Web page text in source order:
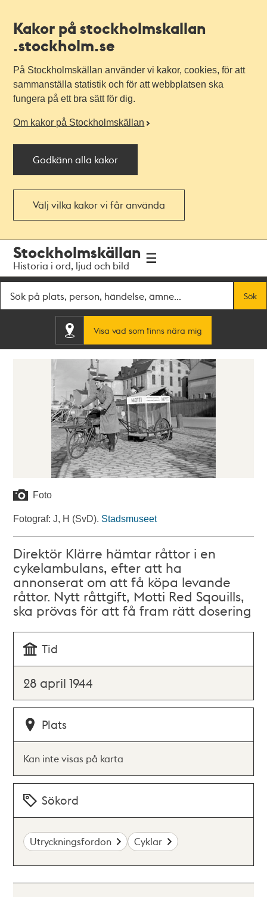
Kakor på stockholmskallan
.stockholm.se
På Stockholmskällan använder vi kakor, cookies, för att
sammanställa statistik och för att webbplatsen ska
fungera på ett bra sätt för dig.
Om kakor på Stockholmskällan
Godkänn alla kakor
Välj vilka kakor vi får använda
navigationen
huvudinnehållet
Stockholmskällan
Historia i ord, ljud och bild
Sök
Visa vad som finns nära mig
Foto
Fotograf: J, H (SvD). Stadsmuseet
Direktör Klärre hämtar råttor i en
cykelambulans, efter att ha
annonserat om att få köpa levande
råttor. Nytt råttgift, Motti Red Sqouills,
ska prövas för att få fram rätt dosering
Tid
28 april 1944
Plats
Kan inte visas på karta
Sökord
Utryckningsfordon Cyklar